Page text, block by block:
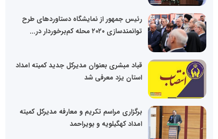
رئیس جمهور از نمایشگاه دستاوردهای طرح
توانمندسازی ۲۰۲۰ محله کم‌برخوردار در...
قباد مبشری بعنوان مدیرکل جدید کمیته امداد
استان یزد معرفی شد
برگزاری مراسم تکریم و معارفه مدیرکل کمیته
امداد کهگیلویه و بویراحمد